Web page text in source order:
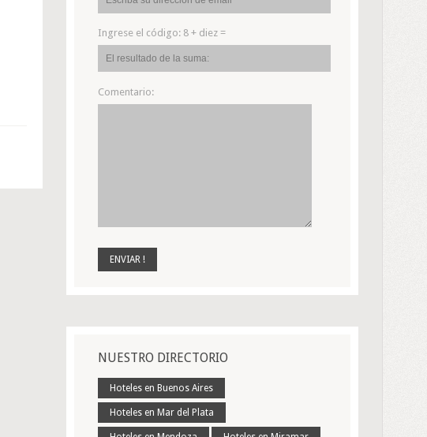
Ingrese el código: 8 + diez =
Comentario:
NUESTRO DIRECTORIO
Hoteles en Buenos Aires
Hoteles en Mar del Plata